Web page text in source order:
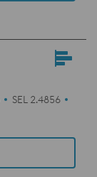
SEL 2.4856